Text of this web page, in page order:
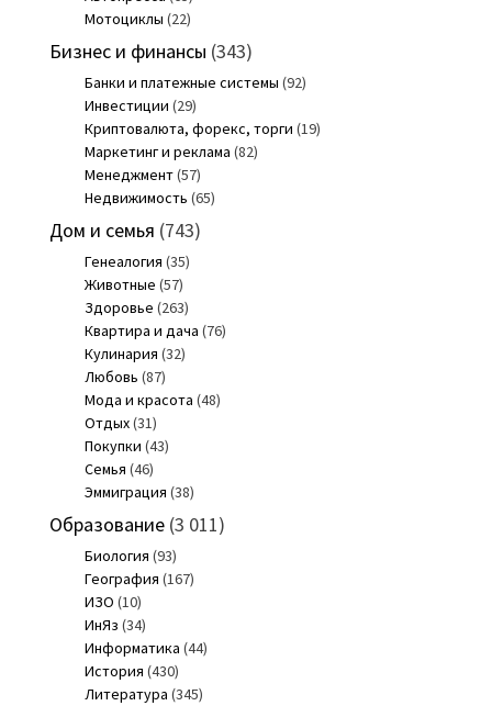
Мотоциклы (22)
Бизнес и финансы (343)
Банки и платежные системы (92)
Инвестиции (29)
Криптовалюта, форекс, торги (19)
Маркетинг и реклама (82)
Менеджмент(57)
Недвижимость (65)
Дом и семья (743)
Генеалогия (35)
Животные (57)
Здоровье (263)
Квартира и дача (76)
Кулинария (32)
Любовь (87)
Мода и красота (48)
Отдых(31)
Покупки (43)
Семья (46)
Эммиграция (38)
Образование(3 011)
Биология (93)
География (167)
ИЗО (10)
ИнЯз (34)
Информатика (44)
История (430)
Литература (345)